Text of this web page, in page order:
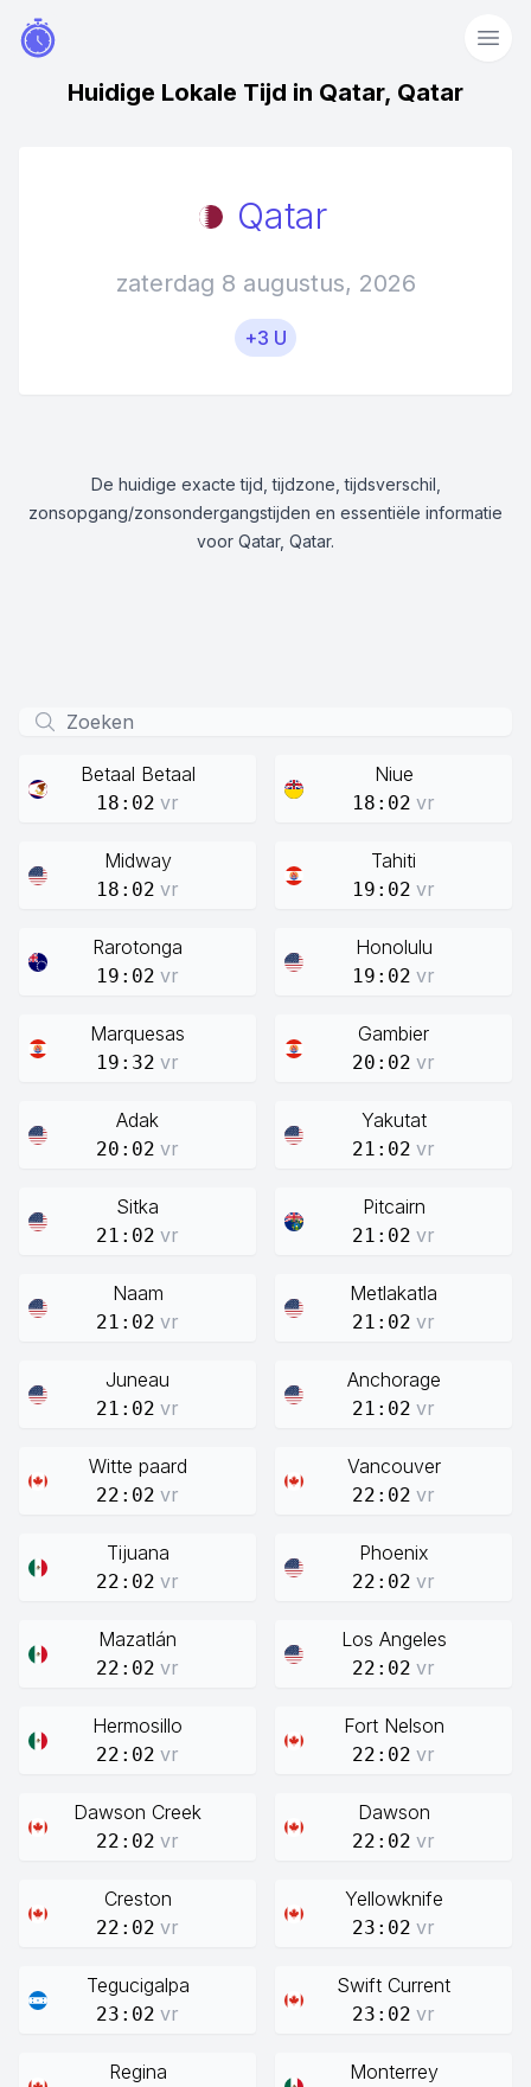
Huidige Lokale Tijd in Qatar, Qatar
Qatar
zaterdag 8 augustus, 2026
+3 U
De huidige exacte tijd, tijdzone, tijdsverschil,
zonsopgang/zonsondergangstijden en essentiële informatie
voor Qatar, Qatar.
Betaal Betaal
18:02 vr
Niue
18:02 vr
Midway
18:02 vr
Tahiti
19:02 vr
Rarotonga
19:02 vr
Honolulu
19:02 vr
Marquesas
19:32 vr
Gambier
20:02 vr
Adak
20:02 vr
Yakutat
21:02 vr
Sitka
21:02 vr
Pitcairn
21:02 vr
Naam
21:02 vr
Metlakatla
21:02 vr
Juneau
21:02 vr
Anchorage
21:02 vr
Witte paard
22:02 vr
Vancouver
22:02 vr
Tijuana
22:02 vr
Phoenix
22:02 vr
Mazatlán
22:02 vr
Los Angeles
22:02 vr
Hermosillo
22:02 vr
Fort Nelson
22:02 vr
Dawson Creek
22:02 vr
Dawson
22:02 vr
Creston
22:02 vr
Yellowknife
23:02 vr
Tegucigalpa
23:02 vr
Swift Current
23:02 vr
Regina Monterrey